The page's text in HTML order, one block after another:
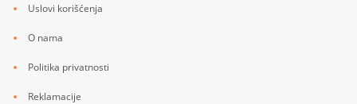
Uslovi korišćenja
O nama
Politika privatnosti
Reklamacije